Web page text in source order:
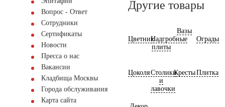
Вопрос - Ответ
Сотрудники
Сертификаты
Новости
Пресса о нас
Вакансии
Кладбища Москвы
Города обслуживания
Карта сайта
Другие товары
ЦветникНадгробные
плиты
Вазы
Ограды
ЦоколяСтолики
и
лавочки
КрестыПлитка